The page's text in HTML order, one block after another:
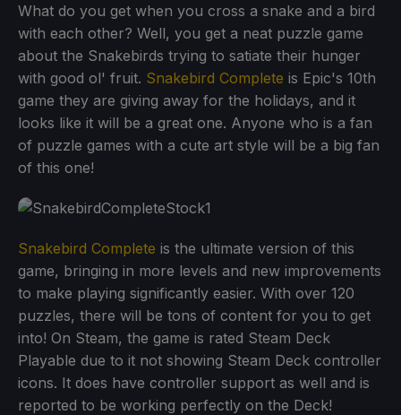
What do you get when you cross a snake and a bird
with each other? Well, you get a neat puzzle game
about the Snakebirds trying to satiate their hunger
with good ol' fruit. Snakebird Complete is Epic's 10th
game they are giving away for the holidays, and it
looks like it will be a great one. Anyone who is a fan
of puzzle games with a cute art style will be a big fan
of this one!
Snakebird Complete is the ultimate version of this
game, bringing in more levels and new improvements
to make playing significantly easier. With over 120
puzzles, there will be tons of content for you to get
into! On Steam, the game is rated Steam Deck
Playable due to it not showing Steam Deck controller
icons. It does have controller support as well and is
reported to be working perfectly on the Deck!